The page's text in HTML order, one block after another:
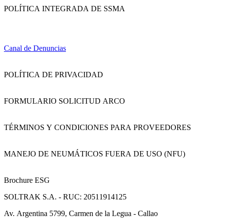
POLÍTICA INTEGRADA DE SSMA
Canal de Denuncias
POLÍTICA DE PRIVACIDAD
FORMULARIO SOLICITUD ARCO
TÉRMINOS Y CONDICIONES PARA PROVEEDORES
MANEJO DE NEUMÁTICOS FUERA DE USO (NFU)
Brochure ESG
SOLTRAK S.A. - RUC: 20511914125
Av. Argentina 5799, Carmen de la Legua - Callao